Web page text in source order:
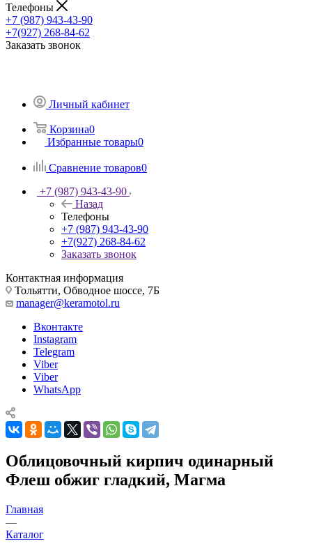
Телефоны
+7 (987) 943-43-90
+7(927) 268-84-62
Заказать звонок
Личный кабинет
Корзина0
Избранные товары0
Сравнение товаров0
+7 (987) 943-43-90
Назад
Телефоны
+7 (987) 943-43-90
+7(927) 268-84-62
Заказать звонок
Контактная информация
Тольятти, Обводное шоссе, 7Б
manager@keramotol.ru
Вконтакте
Instagram
Telegram
Viber
Viber
WhatsApp
Облицовочный кирпич одинарный
Флеш обжиг гладкий, Магма
Главная
—
Каталог